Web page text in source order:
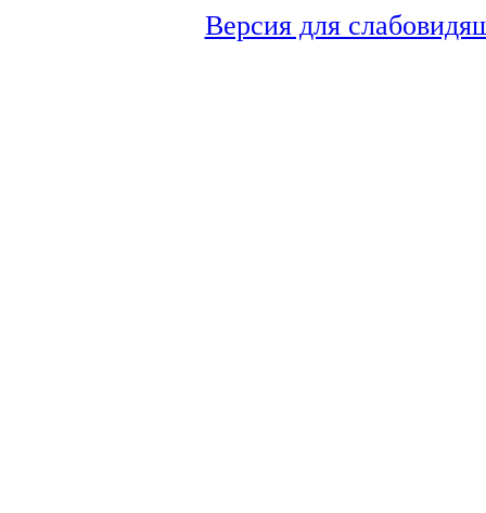
Версия для